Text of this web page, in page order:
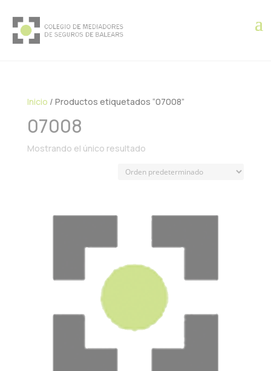
Inicio / Productos etiquetados “07008”
07008
Mostrando el único resultado